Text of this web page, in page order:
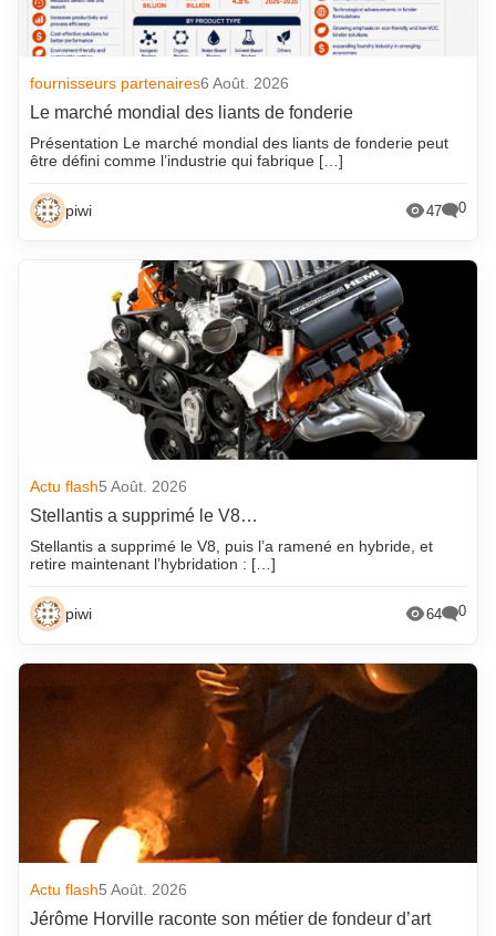
fournisseurs partenaires6 Août. 2026
Le marché mondial des liants de fonderie
Présentation Le marché mondial des liants de fonderie peut
être défini comme l’industrie qui fabrique […]
piwi 47 0
Actu flash5 Août. 2026
Stellantis a supprimé le V8…
Stellantis a supprimé le V8, puis l’a ramené en hybride, et
retire maintenant l’hybridation : […]
piwi 64 0
Actu flash5 Août. 2026
Jérôme Horville raconte son métier de fondeur d’art